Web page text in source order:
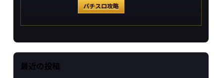
パチスロ攻略
最近の投稿